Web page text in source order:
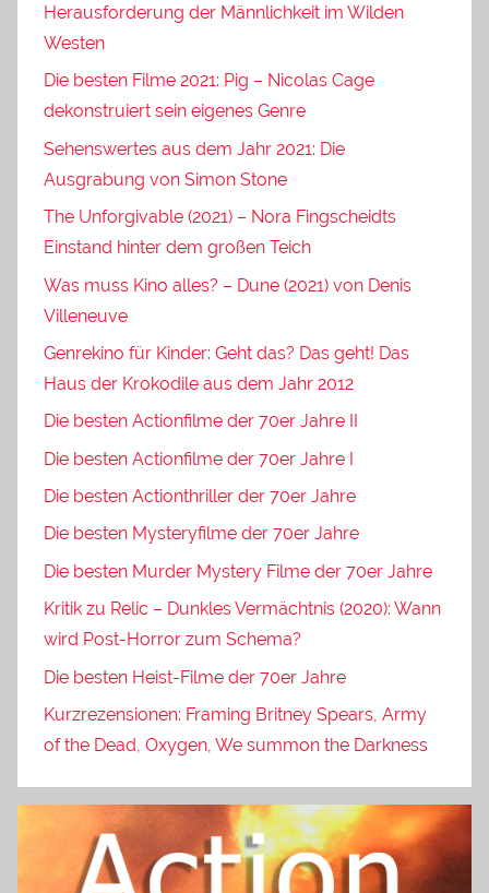
Herausforderung der Männlichkeit im Wilden
Westen
Die besten Filme 2021: Pig – Nicolas Cage
dekonstruiert sein eigenes Genre
Sehenswertes aus dem Jahr 2021: Die
Ausgrabung von Simon Stone
The Unforgivable (2021) – Nora Fingscheidts
Einstand hinter dem großen Teich
Was muss Kino alles? – Dune (2021) von Denis
Villeneuve
Genrekino für Kinder: Geht das? Das geht! Das
Haus der Krokodile aus dem Jahr 2012
Die besten Actionfilme der 70er Jahre II
Die besten Actionfilme der 70er Jahre I
Die besten Actionthriller der 70er Jahre
Die besten Mysteryfilme der 70er Jahre
Die besten Murder Mystery Filme der 70er Jahre
Kritik zu Relic – Dunkles Vermächtnis (2020): Wann
wird Post-Horror zum Schema?
Die besten Heist-Filme der 70er Jahre
Kurzrezensionen: Framing Britney Spears, Army
of the Dead, Oxygen, We summon the Darkness